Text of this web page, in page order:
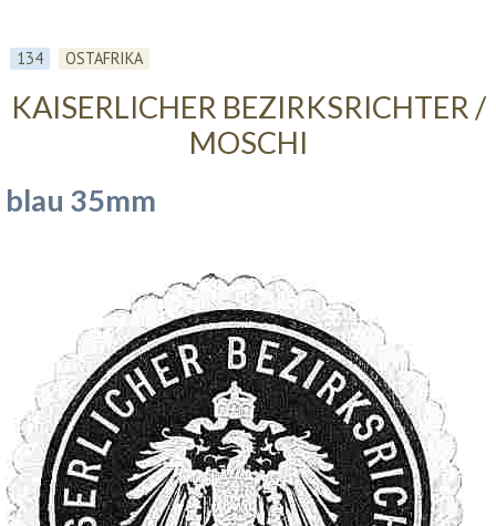
134 OSTAFRIKA
KAISERLICHER BEZIRKSRICHTER /
MOSCHI
blau 35mm